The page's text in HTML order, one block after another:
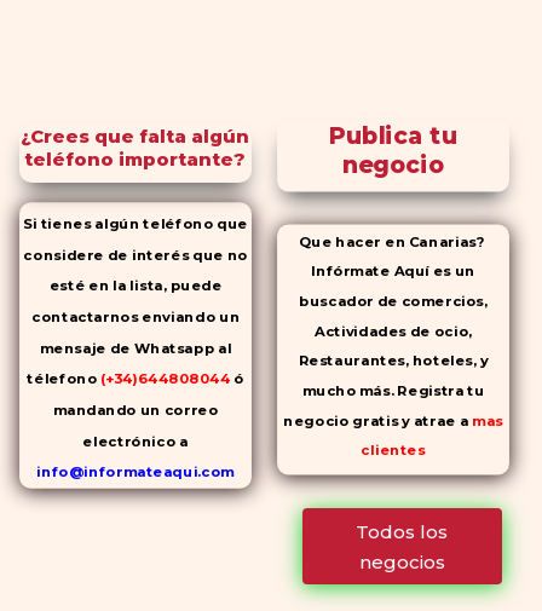
¿Crees que falta algún
teléfono importante?
Si tienes algún teléfono que
considere de interés que no
esté en la lista, puede
contactarnos enviando un
mensaje de Whatsapp al
télefono (+34)644808044 ó
mandando un correo
electrónico a
info@informateaqui.com
Mientras que antes la
Publica tu
negocio
Que hacer en Canarias?
Infórmate Aquí es un
buscador de comercios,
Actividades de ocio,
Restaurantes, hoteles, y
mucho más. Registra tu
negocio gratis y atrae a mas
clientes
Todos los
negocios